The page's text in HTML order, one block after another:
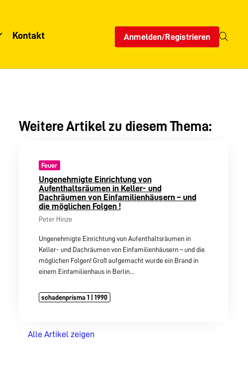
Kontakt Anmelden/Registrieren
Weitere Artikel zu diesem Thema:
Feuer
Ungenehmigte Einrichtung von
Aufenthaltsräumen in Keller- und
Dachräumen von Einfamilienhäusern – und
die möglichen Folgen !
Peter Hinze
Ungenehmigte Einrichtung von Aufenthaltsräumen in
Keller- und Dachräumen von Einfamilienhäusern – und die
möglichen Folgen! Groß aufgemacht wurde ein Brand in
einem Einfamilienhaus in Berlin…
schadenprisma 1 | 1990
Alle Artikel zeigen